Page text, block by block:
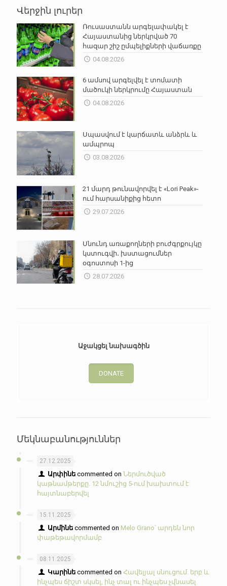
Վերջին լուրեր
Ռուսաստանն արգելափակել է
Հայաստանից ներկրված 70
հազար շիշ ըմպելիքների վաճառքը
04.08.2026
6 ամսով արգելվել է տոմատի
մածուկի ներկրումը Հայաստան
04.08.2026
Սպասվում է կարճատև անձրև և
ամպրոպ
03.08.2026
21 մարդ թունավորվել է «Lori Peak»-
ում հարսանիքից հետո
29.07.2026
Սնունդ առաքողների բուժգրքույկը
կստուգվի․ խստացումներ
օգոստոսի 1-ից
28.07.2026
Աջակցել նախագծին
DONATE
Մեկնաբանություններ
27.12.2025
Արփինե commented onՆերմուծված
կաթնամթերքը. 12 նմուշից 5-ում խախտում է
հայտնաբերվել
15.11.2025
Արմինե commented on Melo Grano՝ արդեն նոր
փաթեթավորմամբ
08.11.2025
Կարինե commented onՀավելյալ սնուցում. երբ և
ինչպես ճիշտ սկսել, ինչ տալ ու ինչպես չվնասել